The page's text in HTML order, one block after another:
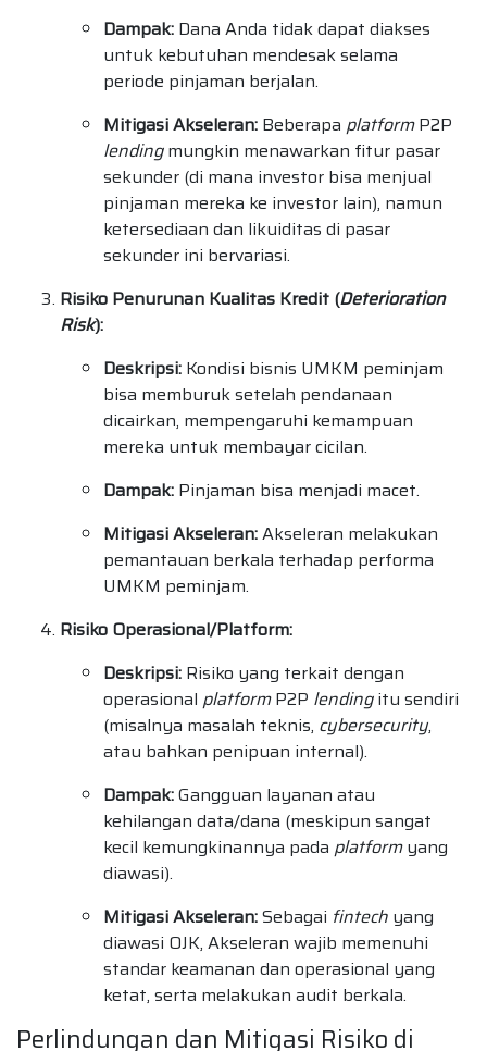
Dampak: Dana Anda tidak dapat diakses
untuk kebutuhan mendesak selama
periode pinjaman berjalan.
Mitigasi Akseleran: Beberapa platformP2P
lendingmungkin menawarkan fitur pasar
sekunder (di mana investor bisa menjual
pinjaman mereka ke investor lain), namun
ketersediaan dan likuiditas di pasar
sekunder ini bervariasi.
Risiko Penurunan Kualitas Kredit (Deterioration
Risk):
Deskripsi: Kondisi bisnis UMKM peminjam
bisa memburuk setelah pendanaan
dicairkan, mempengaruhi kemampuan
mereka untuk membayar cicilan.
Dampak: Pinjaman bisa menjadi macet.
Mitigasi Akseleran:Akseleran melakukan
pemantauan berkala terhadap performa
UMKM peminjam.
Risiko Operasional/Platform:
Deskripsi: Risiko yang terkait dengan
operasional platformP2P lendingitu sendiri
(misalnya masalah teknis, cybersecurity,
atau bahkan penipuan internal).
Dampak:Gangguan layanan atau
kehilangan data/dana (meskipun sangat
kecil kemungkinannya pada platformyang
diawasi).
Mitigasi Akseleran:Sebagai fintech yang
diawasi OJK, Akseleran wajib memenuhi
standar keamanan dan operasional yang
ketat, serta melakukan audit berkala.
Perlindungan dan Mitigasi Risiko di